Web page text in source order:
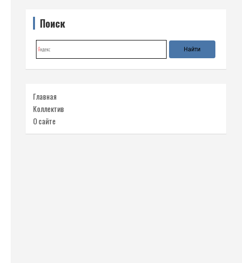
Поиск
Главная
Коллектив
О сайте